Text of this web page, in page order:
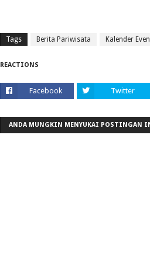
Tags Berita Pariwisata Kalender
REACTIONS
Facebook Twitter
ANDA MUNGKIN MENYUKAI POSTINGAN